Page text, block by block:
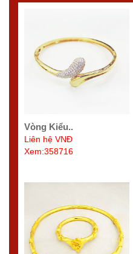
Vòng Kiểu..
Liên hệ VNĐ
Xem:358716